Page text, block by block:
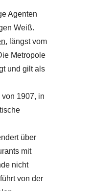
Agenten
Weiß.
, längst vom
Metropole
und gilt als
1907, in
über
mit
nicht
von der